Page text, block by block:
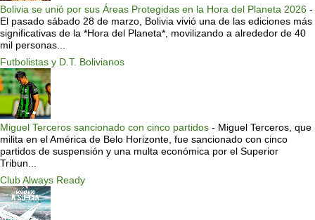
Bolivia se unió por sus Áreas Protegidas en la Hora del Planeta 2026 -
El pasado sábado 28 de marzo, Bolivia vivió una de las ediciones más
significativas de la *Hora del Planeta*, movilizando a alrededor de 40
mil personas...
Futbolistas y D.T. Bolivianos
Miguel Terceros sancionado con cinco partidos - Miguel Terceros, que
milita en el América de Belo Horizonte, fue sancionado con cinco
partidos de suspensión y una multa económica por el Superior
Tribun...
Club Always Ready